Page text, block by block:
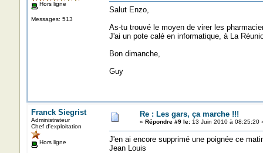
Hors ligne
Messages: 513
Salut Enzo,
As-tu trouvé le moyen de virer les
J'ai un pote calé en informatique, à La
Bon dimanche,
Guy
Franck Siegrist
Administrateur
Chef d'exploitation
Hors ligne
Re : Les gars, ça marche !!!
« Répondre #9 le:13 Juin 2010 à 08:25:20
J'en ai encore supprimé une poignée ce
Jean Louis